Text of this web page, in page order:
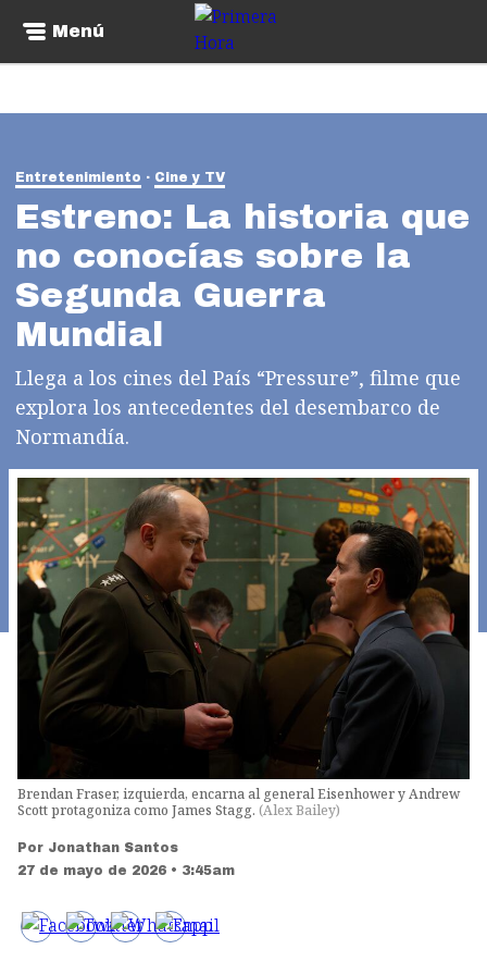
Menú
Entretenimiento Cine y TV
Estreno: La historia que
no conocías sobre la
Segunda Guerra
Mundial
Llega a los cines del País “Pressure”, filme que
explora los antecedentes del desembarco de
Normandía.
Brendan Fraser, izquierda, encarna al general Eisenhower y Andrew
Scott protagoniza como James Stagg. (Alex Bailey)
Por Jonathan Santos
27 de mayo de 2026 • 3:45am